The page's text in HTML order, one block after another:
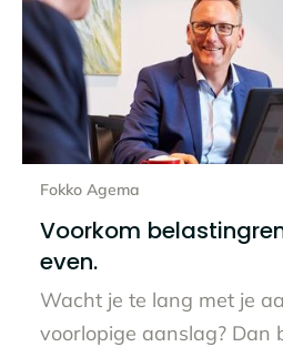
Fokko Agema
Voorkom
even.
Wacht je te lang met je
voorlopige aanslag? Dan